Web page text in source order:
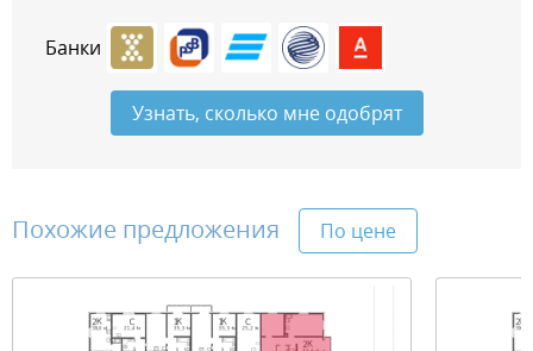
Банки
Узнать, сколько мне одобрят
Похожие предложения По цене